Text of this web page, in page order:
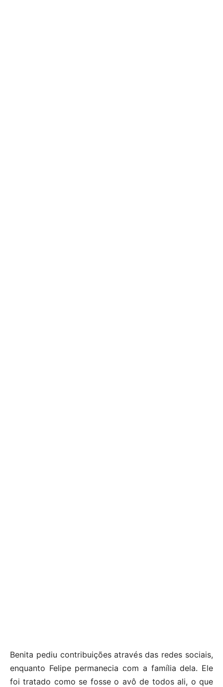
Benita pediu contribuições através das redes sociais,
enquanto Felipe permanecia com a família dela. Ele
foi tratado como se fosse o avô de todos ali, o que